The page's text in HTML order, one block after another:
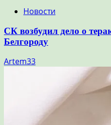
Новости
СК возбудил дело о
Белгороду
Artem33